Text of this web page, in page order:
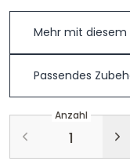
Mehr mit diesem
Passendes
Anzahl